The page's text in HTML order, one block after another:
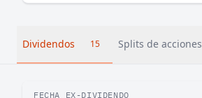
Dividendos 15 Splits de acciones
FECHA EX-DIVIDENDO